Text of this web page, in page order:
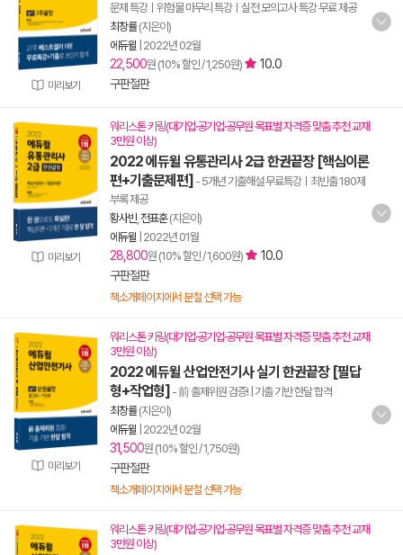
미리보기
문제 특강ㅣ위험물 마무리 특강ㅣ실전 모의고사 특강 무료 제공
최창률(지은이)
에듀윌 2022년 02월
22,500원 (10% 할인 / 1,250원)
10.0
구판절판
미리보기
워리스톤 키링(대기업·공기업·공무원 목표별 자격증 맞춤 추천 교재
3만원 이상)
2022 에듀윌 유통관리사 2급 한권끝장 [핵심이론
편+기출문제편] - 5개년 기출해설 무료특강ㅣ최빈출 180제
부록 제공
황사빈 전표훈(지은이)
에듀윌 2022년 01월
28,800원 (10% 할인 / 1,600원)
10.0
구판절판
책소개페이지에서 분철 선택 가능
미리보기
워리스톤 키링(대기업·공기업·공무원 목표별 자격증 맞춤 추천 교재
3만원 이상)
2022 에듀윌 산업안전기사 실기 한권끝장 [필답
형+작업형] - 前 출제위원 검증! | 기출 기반 한달 합격
최창률(지은이)
에듀윌 2022년 02월
31,500원 (10% 할인 / 1,750원)
구판절판
책소개페이지에서 분철 선택 가능
워리스톤 키링(대기업·공기업·공무원 목표별 자격증 맞춤 추천 교재
3만원 이상)